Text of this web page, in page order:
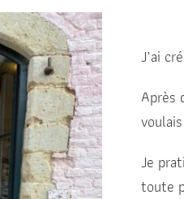
J’ai
Après
Je
toute